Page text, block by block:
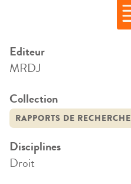
Editeur
MRDJ
Collection
RAPPORTS DE RECHERCHE
Disciplines
Droit